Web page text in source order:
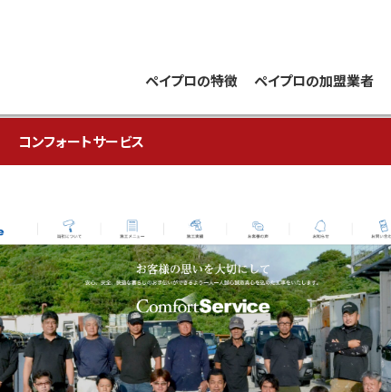
ペイプロの特徴 ペイプロの加盟業者
コンフォートサービス